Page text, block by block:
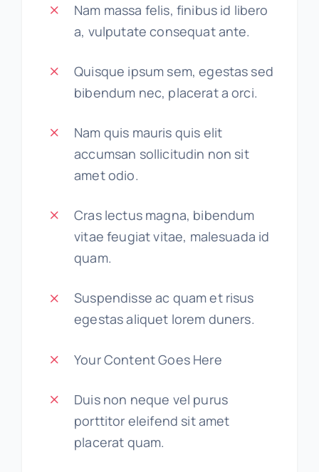
Nam massa felis, finibus id libero
a, vulputate consequat ante.
Quisque ipsum sem, egestas sed
bibendum nec, placerat a orci.
Nam quis mauris quis elit
accumsan sollicitudin non sit
amet odio.
Cras lectus magna, bibendum
vitae feugiat vitae, malesuada id
quam.
Suspendisse ac quam et risus
egestas aliquet lorem duners.
Your Content Goes Here
Duis non neque vel purus
porttitor eleifend sit amet
placerat quam.